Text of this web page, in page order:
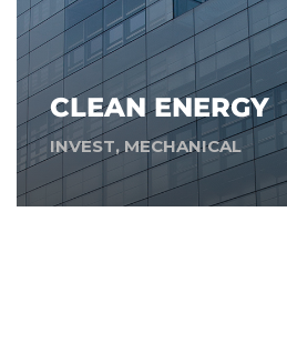
CLEAN ENERGY
INVEST,MECHANICAL